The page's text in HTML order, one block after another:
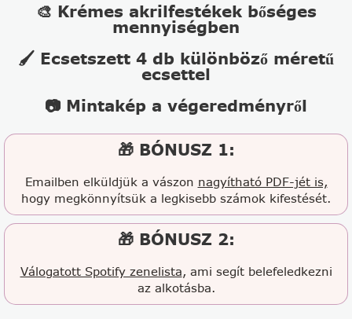
🎨 Krémes akrilfestékek bőséges
mennyiségben
🖌️ Ecsetszett 4 db különböző méretű
ecsettel
📷 Mintakép a végeredményről
🎁 BÓNUSZ 1:
Emailben elküldjük a vászon nagyítható PDF-jét is,
hogy megkönnyítsük a legkisebb számok kifestését.
🎁 BÓNUSZ 2:
Válogatott Spotify zenelista, ami segít belefeledkezni
az alkotásba.